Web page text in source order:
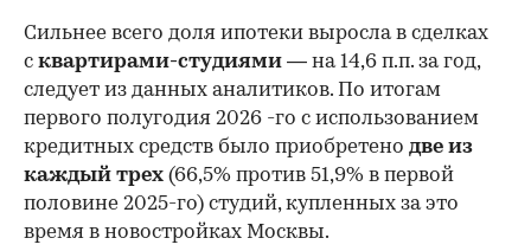
Сильнее всего доля ипотеки выросла в сделках
с квартирами-студиями — на 14,6 п.п. за год,
следует из данных аналитиков. По итогам
первого полугодия 2026 -го с использованием
кредитных средств было приобретено две из
каждый трех (66,5% против 51,9% в первой
половине 2025-го) студий, купленных за это
время в новостройках Москвы.